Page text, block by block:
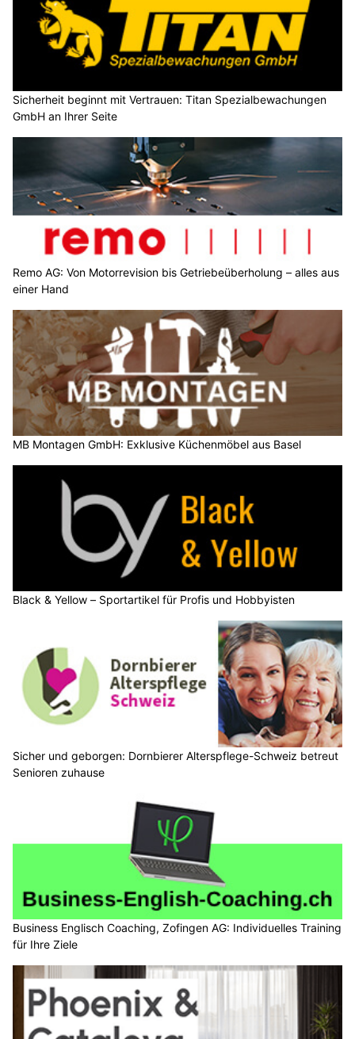
Sicherheit beginnt mit Vertrauen: Titan Spezialbewachungen
GmbH an Ihrer Seite
Remo AG: Von Motorrevision bis Getriebeüberholung – alles aus
einer Hand
MB Montagen GmbH: Exklusive Küchenmöbel aus Basel
Black & Yellow – Sportartikel für Profis und Hobbyisten
Sicher und geborgen: Dornbierer Alterspflege-Schweiz betreut
Senioren zuhause
Business Englisch Coaching, Zofingen AG: Individuelles Training
für Ihre Ziele